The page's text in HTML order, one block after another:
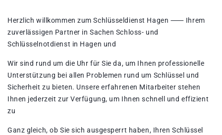
Herzlich willkommen zum Schlüsseldienst Hagen ⸺ Ihrem
zuverlässigen Partner in Sachen Schloss- und
Schlüsselnotdienst in Hagen und
Wir sind rund um die Uhr für Sie da, um Ihnen professionelle
Unterstützung bei allen Problemen rund um Schlüssel und
Sicherheit zu bieten. Unsere erfahrenen Mitarbeiter stehen
Ihnen jederzeit zur Verfügung, um Ihnen schnell und effizient
zu
Ganz gleich, ob Sie sich ausgesperrt haben, Ihren Schlüssel